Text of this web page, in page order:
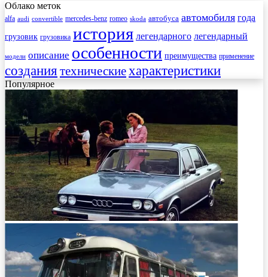
Облако меток
alfa audi convertible mercedes-benz romeo skoda автобуса автомобиля года
грузовик грузовика история легендарного легендарный
модели описание особенности преимущества применение
создания техническиехарактеристики
Популярное